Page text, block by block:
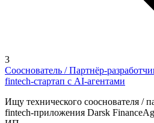
3
Сооснователь / Партнёр-
fintech-стартап с AI-агентами
Ищу технического сооснователя /
fintech-приложения Darsk